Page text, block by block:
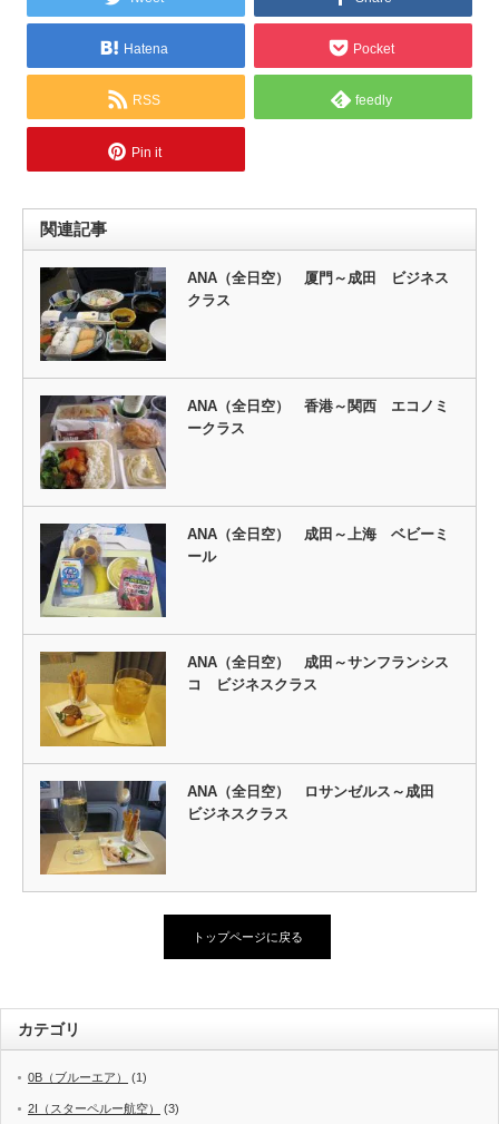
Hatena Pocket
RSS feedly
Pin it
関連記事
ANA（全日空） 厦門～成田 ビジネス
クラス
ANA（全日空） 香港～関西 エコノミ
ークラス
ANA（全日空） 成田～上海 ベビーミ
ール
ANA（全日空） 成田～サンフランシス
コ ビジネスクラス
ANA（全日空） ロサンゼルス～成田
ビジネスクラス
トップページに戻る
カテゴリ
0B（ブルーエア） (1)
2I（スターペルー航空） (3)